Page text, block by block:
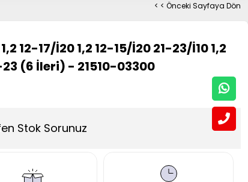
< < Önceki Sayfaya Dön
12-17/İ20 1,2 12-15/İ20 21-23/İ10 1,2
23 (6 İleri) - 21510-03300
Stok Sorunuz